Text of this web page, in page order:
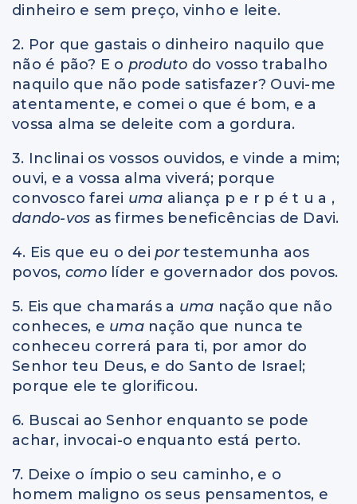
dinheiro e sem preço, vinho e leite.
2. Por que gastais o dinheiro naquilo que
não é pão? E o produto do vosso trabalho
naquilo que não pode satisfazer? Ouvi-me
atentamente, e comei o que é bom, e a
vossa alma se deleite com a gordura.
3. Inclinai os vossos ouvidos, e vinde a mim;
ouvi, e a vossa alma viverá; porque
convosco farei uma aliança p e r p é t u a ,
dando-vos as firmes beneficências de Davi.
4. Eis que eu o dei portestemunha aos
povos, como líder e governador dos povos.
5. Eis que chamarás a uma nação que não
conheces, e uma nação que nunca te
conheceu correrá para ti, por amor do
Senhor teu Deus, e do Santo de Israel;
porque ele te glorificou.
6. Buscai ao Senhor enquanto se pode
achar, invocai-o enquanto está perto.
7. Deixe o ímpio o seu caminho, e o
homem maligno os seus pensamentos, e